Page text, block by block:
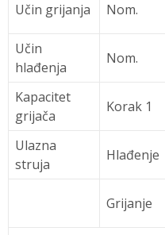
Učin grijanja Nom.
Učin
hlađenja
Nom.
Kapacitet
grijača
Korak 1
Ulazna
struja
Hlađenje
Grijanje